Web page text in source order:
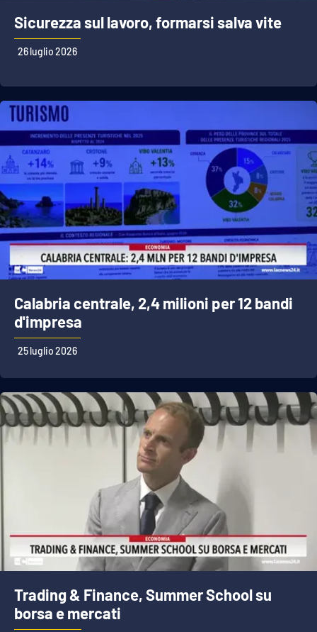
Sicurezza sul lavoro, formarsi salva vite
26 luglio 2026
Calabria centrale, 2,4 milioni per 12 bandi
d'impresa
25 luglio 2026
Trading & Finance, Summer School su
borsa e mercati